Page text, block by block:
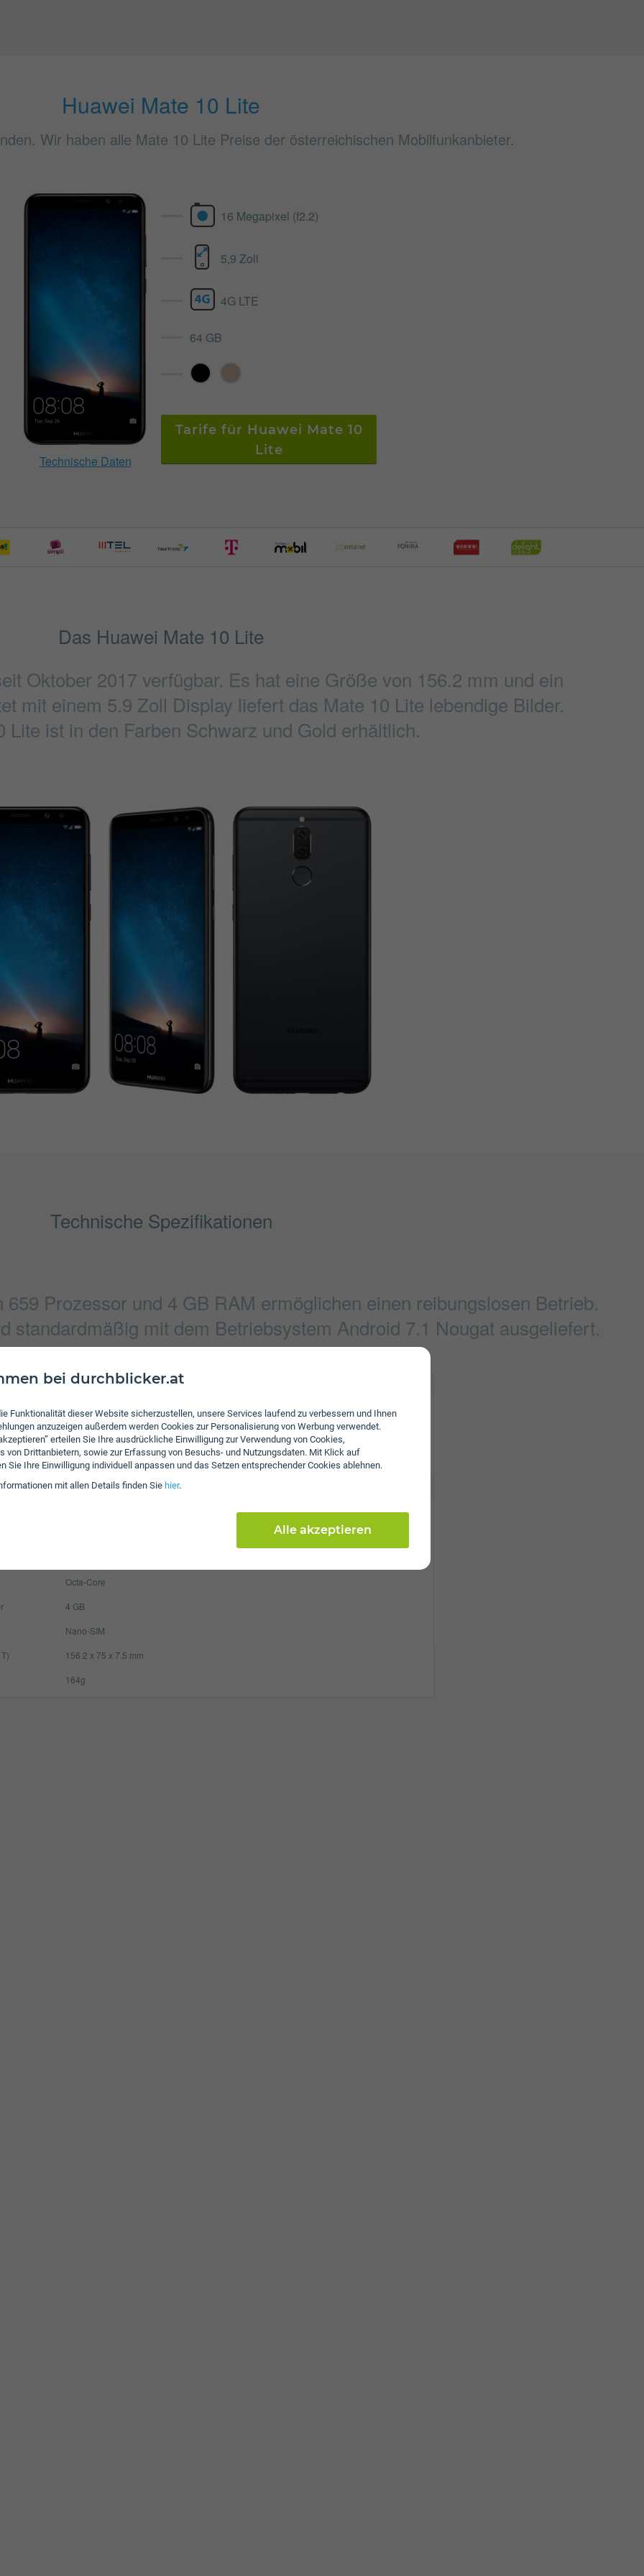
bei durchblicker.at
Funktionalität dieser Website sicherzustellen, unsere Services laufend zu verbessern und Ihnen
anzuzeigen außerdem werden Cookies zur Personalisierung von Werbung verwendet.
erteilen Sie Ihre ausdrückliche Einwilligung zur Verwendung von Cookies,
von Drittanbietern, sowie zur Erfassung von Besuchs- und Nutzungsdaten. Mit Klick auf
Sie Ihre Einwilligung individuell anpassen und das Setzen entsprechender Cookies ablehnen.
mit allen Details finden Sie hier.
Alle akzeptieren
Huawei Mate 10 Lite
Wir haben alle Mate 10 Lite Preise der österreichischen Mobilfunkanbieter.
Technische Daten
16 Megapixel (f2.2)
5,9 Zoll
4G LTE
64 GB
Tarife für Huawei Mate 10
Lite
Das Huawei Mate 10 Lite
Oktober 2017 verfügbar. Es hat eine Größe von 156.2 mm und ein
mit einem 5.9 Zoll Display liefert das Mate 10 Lite lebendige Bilder.
Lite ist in den Farben Schwarz und Gold erhältlich.
Technische Spezifikationen
Prozessor und 4 GB RAM ermöglichen einen reibungslosen Betrieb.
standardmäßig mit dem Betriebsystem Android 7.1 Nougat ausgeliefert.
4160 x 3120 Pixel
4608 x 3456 Pixel
Bluetooth
NFC
WLAN
a/b/g/n/ac
Octa-Core
4 GB
Nano-SIM
156.2 x 75 x 7.5 mm
164g
1080 x 2160 Pixel